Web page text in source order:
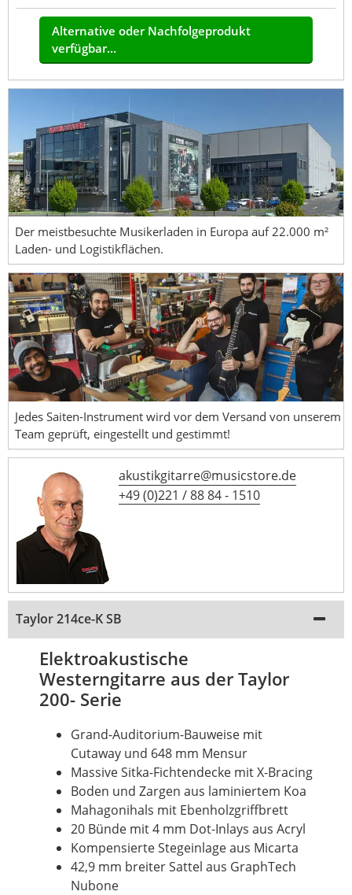
Alternative oder Nachfolgeprodukt
verfügbar...
Der meistbesuchte Musikerladen in Europa auf 22.000 m²
Laden- und Logistikflächen.
Jedes Saiten-Instrument wird vor dem Versand von unserem
Team geprüft, eingestellt und gestimmt!
akustikgitarre@musicstore.de
+49 (0)221 / 88 84 - 1510
Taylor 214ce-K SB
Elektroakustische
Westerngitarre aus der Taylor
200- Serie
Grand-Auditorium-Bauweise mit
Cutaway und 648 mm Mensur
MassiveSitka-Fichtendecke mit X-Bracing
Boden und Zargen aus laminiertem Koa
Mahagonihals mit Ebenholzgriffbrett
20 Bünde mit 4 mm Dot-Inlays aus Acryl
KompensierteStegeinlageaus Micarta
42,9 mm breiterSattel aus GraphTech
Nubone